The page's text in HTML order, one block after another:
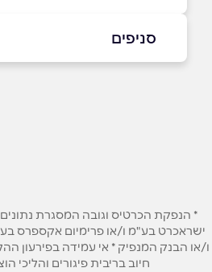
נושא
סניפים
* הנפקת הכרטיס וגובה המסגרת
ישראכרט בע"מ ו/או פרימיום אקספרס
ו/או הבנק המנפיק * אי עמידה בפירעון
חיוב בריבית פיגורים והליכי